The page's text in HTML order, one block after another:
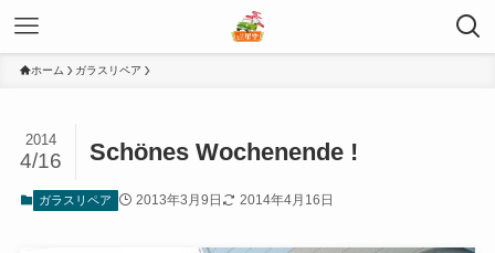
ホーム ガラスリペア
Schönes Wochenende !
2014
4/16
ガラスリペア 2013年3月9日 2014年4月16日